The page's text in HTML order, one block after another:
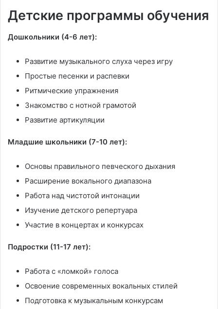
Детские программы обучения
Дошкольники (4-6 лет):
Развитие музыкального слуха через игру
Простые песенки и распевки
Ритмические упражнения
Знакомство с нотной грамотой
Развитие артикуляции
Младшие школьники (7-10 лет):
Основы правильного певческого дыхания
Расширение вокального диапазона
Работа над чистотой интонации
Изучение детского репертуара
Участие в концертах и конкурсах
Подростки (11-17 лет):
Работа с «ломкой» голоса
Освоение современных вокальных стилей
Подготовка к музыкальным конкурсам